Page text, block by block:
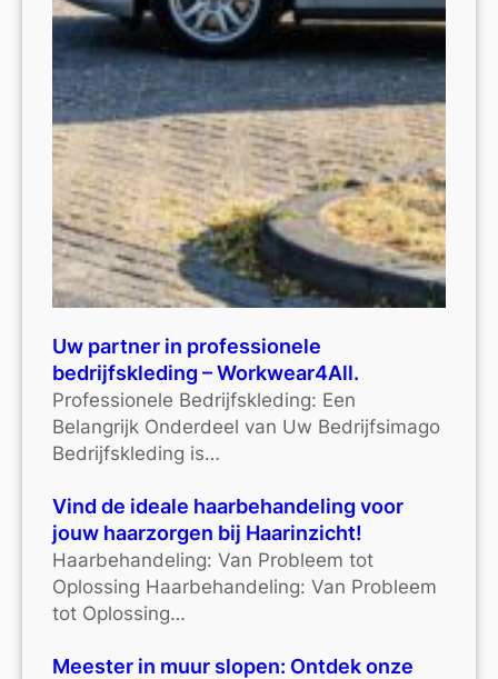
Uw partner in professionele
bedrijfskleding – Workwear4All.
Professionele Bedrijfskleding: Een
Belangrijk Onderdeel van Uw Bedrijfsimago
Bedrijfskleding is…
Vind de ideale haarbehandeling voor
jouw haarzorgen bij Haarinzicht!
Haarbehandeling: Van Probleem tot
Oplossing Haarbehandeling: Van Probleem
tot Oplossing…
Meester in muur slopen: Ontdek onze